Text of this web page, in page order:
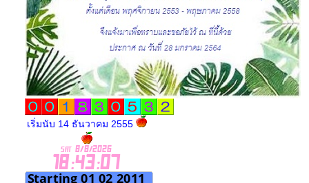
เริ่มนับ 14 ธันวาคม 2555